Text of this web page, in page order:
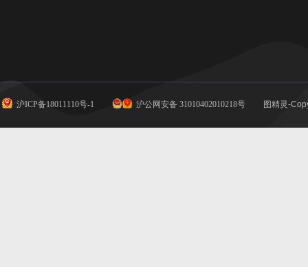
沪ICP备18011110号-1 沪公网安备 31010402010218号 图精灵-